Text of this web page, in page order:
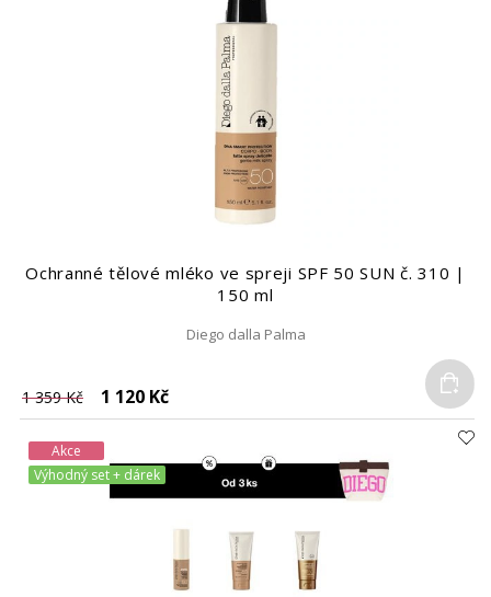
Ochranné tělové mléko ve spreji SPF 50 SUN č. 310 |
150 ml
Diego dalla Palma
1 359 Kč 1 120 Kč
Akce
Výhodný set + dárek